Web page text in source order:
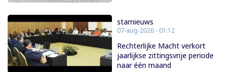
starnieuws
07-aug-2026 - 01:12
Rechterlijke Macht verkort
jaarlijkse zittingsvrije periode
naar één maand